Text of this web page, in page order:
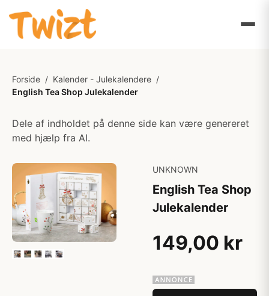
Forside / Kalender - Julekalendere /
English Tea Shop Julekalender
Dele af indholdet på denne side kan være genereret
med hjælp fra AI.
UNKNOWN
English Tea Shop
Julekalender
149,00 kr